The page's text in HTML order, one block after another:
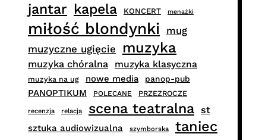
jantar kapela KONCERT menażki
miłość blondynki mug
muzyczne ugięcie muzyka
muzyka chóralna muzyka klasyczna
muzyka na ug nowe media panop-pub
PANOPTIKUM POLECANE PRZEZROCZE
recenzja relacja scena teatralna st
sztuka audiowizualna szymborska
taniec